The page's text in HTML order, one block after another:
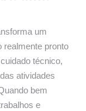
um
realmente pronto
técnico,
atividades
bem
e